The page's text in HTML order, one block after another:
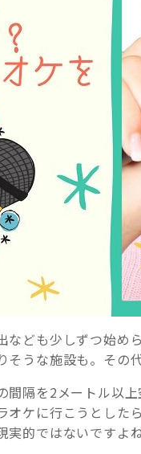
なども少しずつ始め
うな施設も。その代
間隔を2メートル以
オケに行こうとした
的ではないですよね